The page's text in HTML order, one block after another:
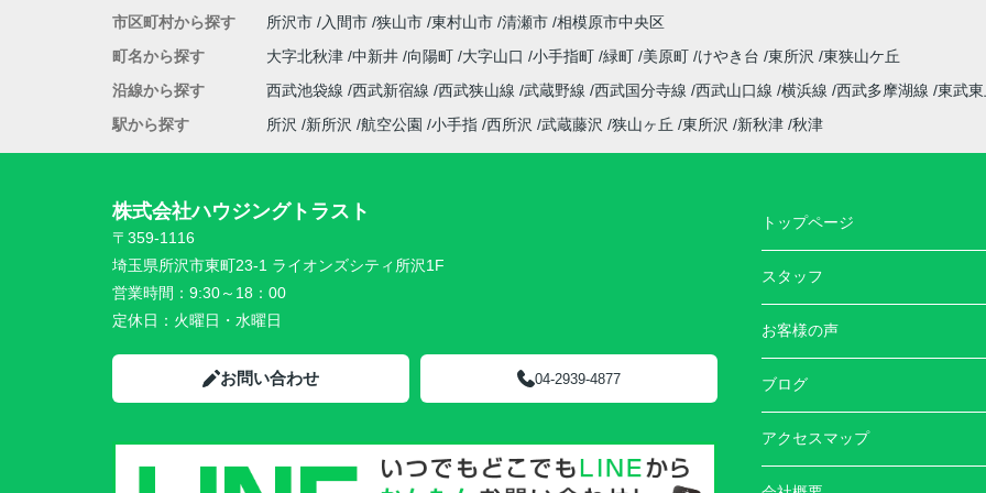
市区町村から探す 所沢市 入間市 狭山市 東村山市 清瀬市 相模原市中央区
町名から探す
大字北秋津 中新井 向陽町 大字山口 小手指町 緑町 美原町 けやき台 東所沢
東狭山ケ丘
沿線から探す
西武池袋線 西武新宿線 西武狭山線 武蔵野線 西武国分寺線 西武山口線 横浜線 西武多摩湖線 東武
駅から探す
所沢 新所沢 航空公園 小手指 西所沢 武蔵藤沢 狭山ヶ丘 東所沢 新秋津 秋津
株式会社ハウジングトラスト
〒359-1116
埼玉県所沢市東町23-1 ライオンズシティ所沢1F
営業時間： 9:30～18：00
定休日： 火曜日・水曜日
お問い合わせ 04-2939-4877
トップページ
スタッフ
お客様の声
ブログ
アクセスマップ